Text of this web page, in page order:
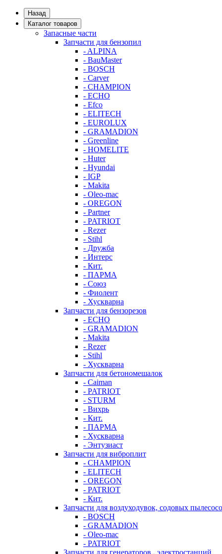
Назад
Каталог товаров
Запасные части
Запчасти для бензопил
- ALPINA
- BauMaster
- BOSCH
- Carver
- CHAMPION
- ECHO
- Efco
- ELITECH
- EUROLUX
- GRAMADION
- Greenline
- HOMELITE
- Huter
- Hyundai
- IGP
- Makita
- Oleo-mac
- OREGON
- Partner
- PATRIOT
- Rezer
- Stihl
- Дружба
- Интерс
- Кит.
- ПАРМА
- Союз
- Фиолент
- Хускварна
Запчасти для бензорезов
- ECHO
- GRAMADION
- Makita
- Rezer
- Stihl
- Хускварна
Запчасти для бетономешалок
- Caiman
- PATRIOT
- STURM
- Вихрь
- Кит.
- ПАРМА
- Хускварна
- Энтузиаст
Запчасти для виброплит
- CHAMPION
- ELITECH
- OREGON
- PATRIOT
- Кит.
Запчасти для воздуходувок, содовых
- BOSCH
- GRAMADION
- Oleo-mac
- PATRIOT
Запчасти для генераторов , электростанций